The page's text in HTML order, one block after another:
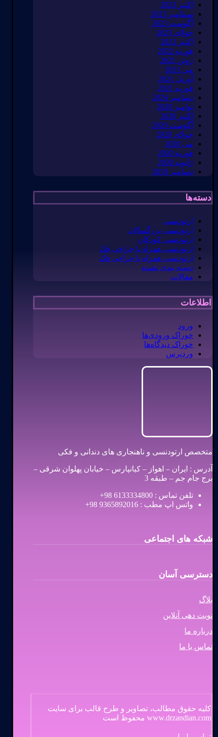
اکتبر 2023
سپتامبر 2023
آگوست 2023
جولای 2023
اکتبر 2022
فوریه 2022
ژوئن 2021
می 2021
آوریل 2021
فوریه 2021
دسامبر 2020
نوامبر 2020
اکتبر 2020
آگوست 2020
جولای 2020
می 2020
فوریه 2020
ژانویه 2020
دسامبر 2019
دسته‌ها
ارتودنسی
ارتودنسی بزرگسالان
ارتودنسی کودکان
ارتودنسی همراه با جراحی فک
ارتودنسی همراه با جراحی فک
دسته بندی نشده
مقالات
اطلاعات
ورود
خوراک ورودی‌ها
خوراک دیدگاه‌ها
وردپرس
متخصص ارتودنسی و ناهنجاری های دندانی و فکی
آدرس : ایران – اهواز – کیانپارس – خیابان پهلوان شرقی –
برج جام جم – طبقه 3
تلفن تماس : 6133334800 98+
واتس اپ مطب : 9365892016 98+
شبکه های اجتماعی
دسترسی آسان
بلاگ
نوبت دهی آنلاین
درباره ما
تماس با ما
کلیه حقوق مطالب، تصاویر و طرح قالب برای سایت
www.drzandian.com محفوظ است